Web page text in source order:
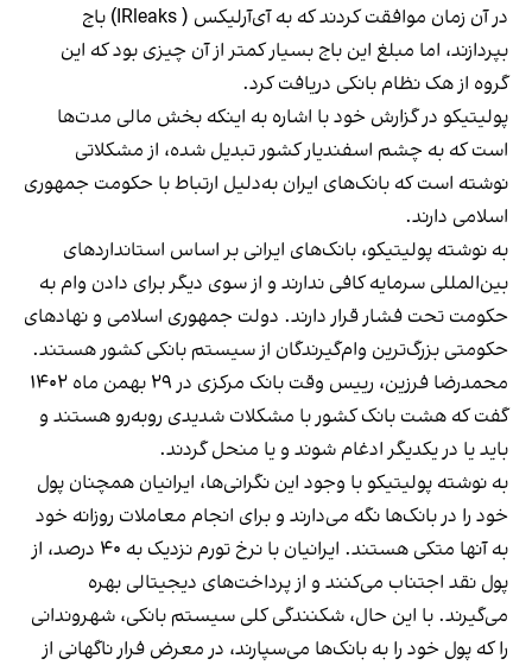
در آن زمان موافقت کردند که به آی‌آرلیکس ( IRleaks) باج
بپردازند، اما مبلغ این باج بسیار کمتر از آن چیزی بود که این
گروه از هک نظام بانکی دریافت کرد.
پولیتیکو در گزارش خود با اشاره به اینکه بخش مالی مدت‌ها
است که به چشم اسفندیار کشور تبدیل شده،‌ از مشکلاتی
نوشته است که بانک‌های ایران به‌دلیل ارتباط با حکومت جمهوری
اسلامی دارند.
به نوشته پولیتیکو، بانک‌های ایرانی بر اساس استانداردهای
بین‌المللی سرمایه کافی ندارند و از سوی دیگر برای دادن وام به
حکومت تحت فشار قرار دارند. دولت جمهوری اسلامی و نهادهای
حکومتی بزرگ‌ترین وام‌گیرندگان از سیستم بانکی کشور هستند.
محمدرضا فرزین، رییس وقت بانک مرکزی در ۲۹ بهمن ماه ۱۴۰۲
گفت که هشت بانک کشور با مشکلات شدیدی روبه‌رو هستند و
باید یا در یکدیگر ادغام شوند و یا منحل گردند.
به نوشته پولیتیکو با وجود این نگرانی‌ها، ایرانیان همچنان پول
خود را در بانک‌ها نگه می‌دارند و برای انجام معاملات روزانه خود
به آنها متکی هستند. ایرانیان با نرخ تورم نزدیک به ۴۰ درصد، از
پول نقد اجتناب می‌کنند و از پرداخت‌های دیجیتالی بهره
می‌گیرند. با این حال، شکنندگی کلی سیستم بانکی، شهروندانی
را که پول خود را به بانک‌ها می‌سپارند، در معرض فرار ناگهانی از